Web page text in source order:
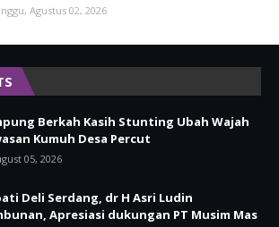
Agustus 02, 2026
Berkah Kasih Stunting Ubah Wajah
Kumuh Desa Percut
05, 2026
Deli Serdang, dr H Asri Ludin
Apresiasi dukungan PT Musim Mas